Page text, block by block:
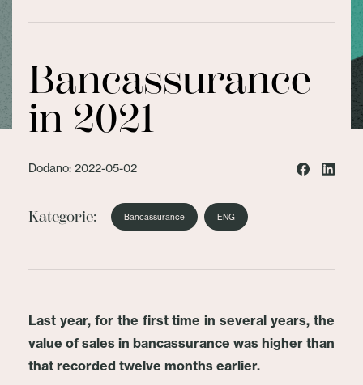
Bancassurance
in 2021
Dodano: 2022-05-02
Kategorie: Bancassurance ENG
Last year, for the first time in several years, the
value of sales in bancassurance was higher than
that recorded twelve months earlier.